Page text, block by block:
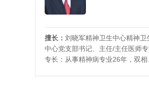
擅长： 刘晓军精神卫生中心精神卫
中心党支部书记、主任/主任医师
专长：从事精神病专业26年，双相